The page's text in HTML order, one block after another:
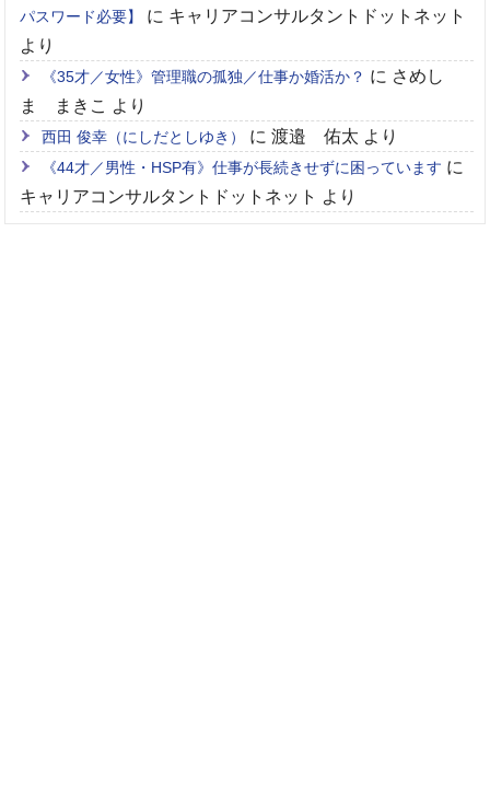
パスワード必要】
に キャリアコンサルタントドットネット
より
《35才／女性》管理職の孤独／仕事か婚活か？ に さめし
ま まきこ より
西田 俊幸（にしだとしゆき） に渡邉 佑太 より
《44才／男性・HSP有》仕事が長続きせずに困っています に
キャリアコンサルタントドットネット より